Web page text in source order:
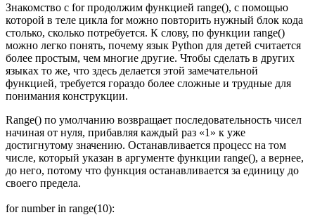
Знакомство с for продолжим функцией range(), с помощью
которой в теле цикла for можно повторить нужный блок кода
столько, сколько потребуется. К слову, по функции range()
можно легко понять, почему язык Python для детей считается
более простым, чем многие другие. Чтобы сделать в других
языках то же, что здесь делается этой замечательной
функцией, требуется гораздо более сложные и трудные для
понимания конструкции.
Range() по умолчанию возвращает последовательность чисел
начиная от нуля, прибавляя каждый раз «1» к уже
достигнутому значению. Останавливается процесс на том
числе, который указан в аргументе функции range(), а вернее,
до него, потому что функция останавливается за единицу до
своего предела.
for number in range(10):